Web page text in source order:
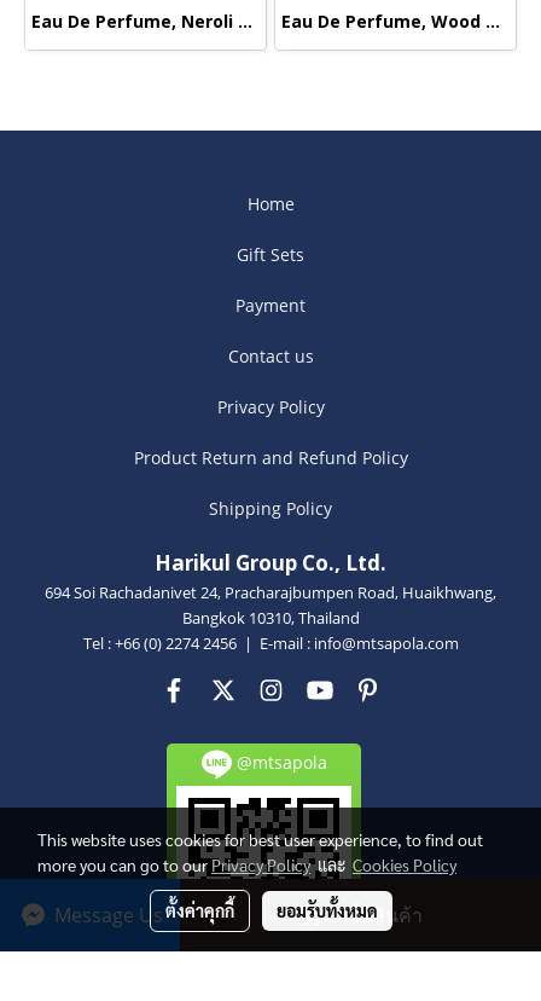
สั่งซื้อสินค้า
Message Us
Eau De Perfume, Neroli Royale Eau De Perfume, Wood Mystique
Home
Gift Sets
Payment
Contact us
Privacy Policy
Product Return and Refund Policy
Shipping Policy
Harikul Group Co., Ltd.
694 Soi Rachadanivet 24, Pracharajbumpen Road, Huaikhwang,
Bangkok 10310, Thailand
Tel : +66 (0) 2274 2456 | E-mail : info@mtsapola.com
@mtsapola
This website uses cookies for best user experience, to find out
more you can go to ourPrivacy Policyและ Cookies Policy
ตั้งค่าคุกกี้ ยอมรับทั้งหมด